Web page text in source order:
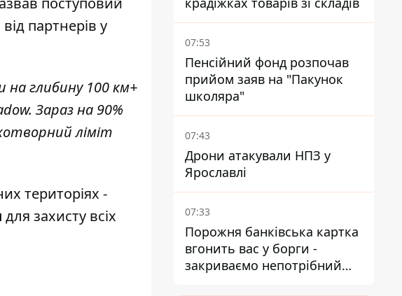
партнерів у
на глибину 100 км+
Зараз на 90%
ліміт
територіях -
для захисту всіх
07:53
Пенсійний фонд розпочав
прийом заяв на "Пакунок
школяра"
07:43
Дрони атакували НПЗ у
Ярославлі
07:33
Порожня банківська картка
вгонить вас у борги -
закриваємо непотрібний